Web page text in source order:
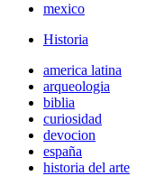
mexico
Historia
america latina
arqueologia
biblia
curiosidad
devocion
españa
historia del arte